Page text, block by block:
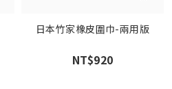
日本竹家橡皮圍巾-兩用版
NT$920